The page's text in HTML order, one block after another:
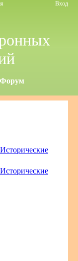
Вход
Форум